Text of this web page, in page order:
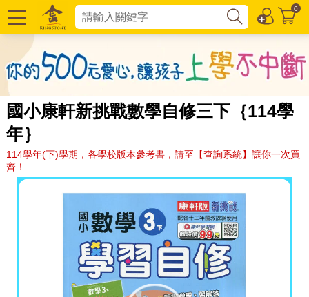
0
國小康軒新挑戰數學自修三下｛114學
年｝
114學年(下)學期，各學校版本參考書，請至【查詢系統】讓你一次買
齊！